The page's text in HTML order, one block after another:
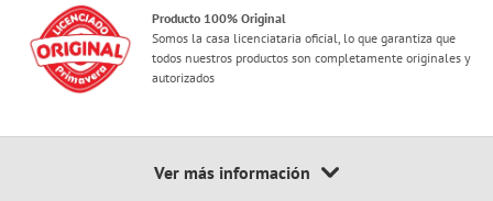
Producto 100% Original
Somos la casa licenciataria oficial, lo que garantiza que
todos nuestros productos son completamente originales y
autorizados